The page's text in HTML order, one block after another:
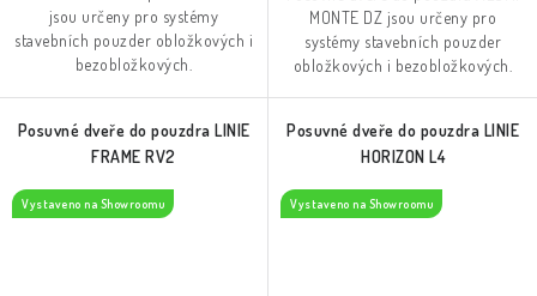
jsou určeny pro systémy
stavebních pouzder obložkových i
bezobložkových.
MONTE DZ jsou určeny pro
systémy stavebních pouzder
obložkových i bezobložkových.
Posuvné dveře do pouzdra LINIE
FRAME RV2
Vystaveno na Showroomu
Posuvné dveře do pouzdra LINIE
HORIZON L4
Vystaveno na Showroomu